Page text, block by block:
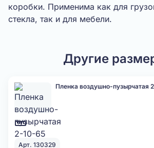
коробки. Применима как для
стекла, так и для мебели.
Другие
Пленка воздушно-пузырчатая
Арт. 130329